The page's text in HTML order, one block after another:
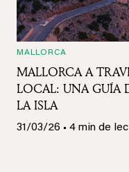
MALLORCA
MALLORCA A
LOCAL: UNA GUÍA
LA ISLA
31/03/26 • 4 min de